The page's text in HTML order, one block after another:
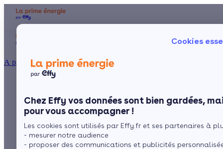
Cookies
Chez Effy vos données sont bien gardées,
pour vous accompagner !
Les cookies sont utilisés par Effy.fr et ses partenaires à
- mesurer notre audience
- proposer des communications et publicités
À propos
Le concept
Comment l'obtenir ?
Chauffage
Poêle à
MaPrimeRénov'
Velux® : conditions
et montants 2026